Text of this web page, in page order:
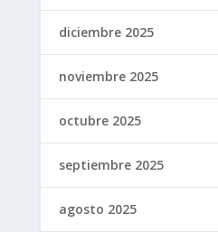
diciembre 2025
noviembre 2025
octubre 2025
septiembre 2025
agosto 2025